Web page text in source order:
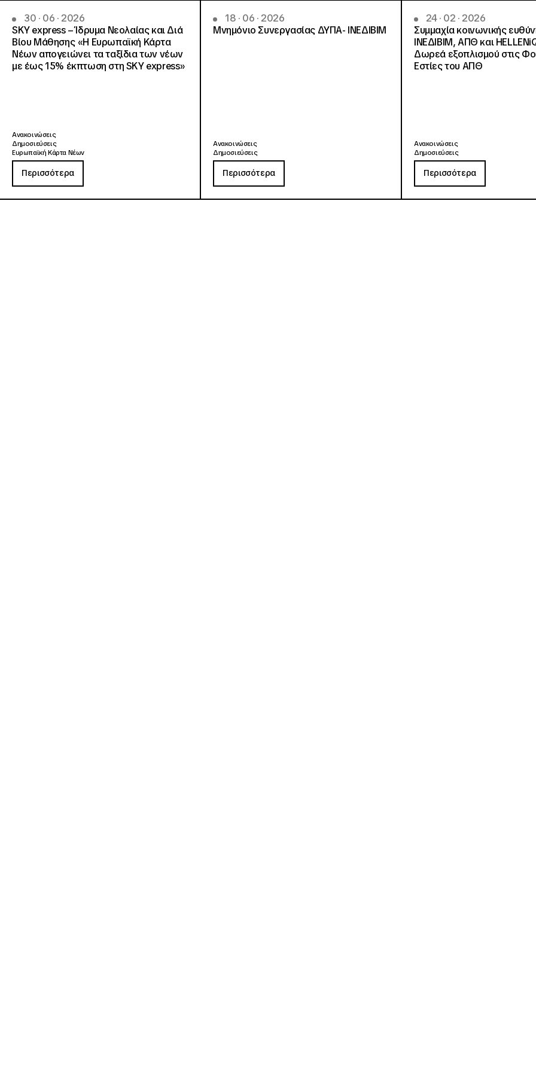
30 · 06 · 2026
SKY express – Ίδρυμα Νεολαίας και Διά
Βίου Μάθησης «Η Ευρωπαϊκή Κάρτα
Νέων απογειώνει τα ταξίδια των νέων
με έως 15% έκπτωση στη SKY express»
Ανακοινώσεις
Δημοσιεύσεις
Ευρωπαϊκή Κάρτα Νέων
Περισσότερα
18 · 06 · 2026
Μνημόνιο Συνεργασίας ΔΥΠΑ- ΙΝΕΔΙΒΙΜ
Ανακοινώσεις
Δημοσιεύσεις
Περισσότερα
24 · 02 · 2026
Συμμαχία κοινωνικής
ΙΝΕΔΙΒΙΜ, ΑΠΘ και
Δωρεά εξοπλισμού στις
Εστίες του ΑΠΘ
Ανακοινώσεις
Δημοσιεύσεις
Περισσότερα